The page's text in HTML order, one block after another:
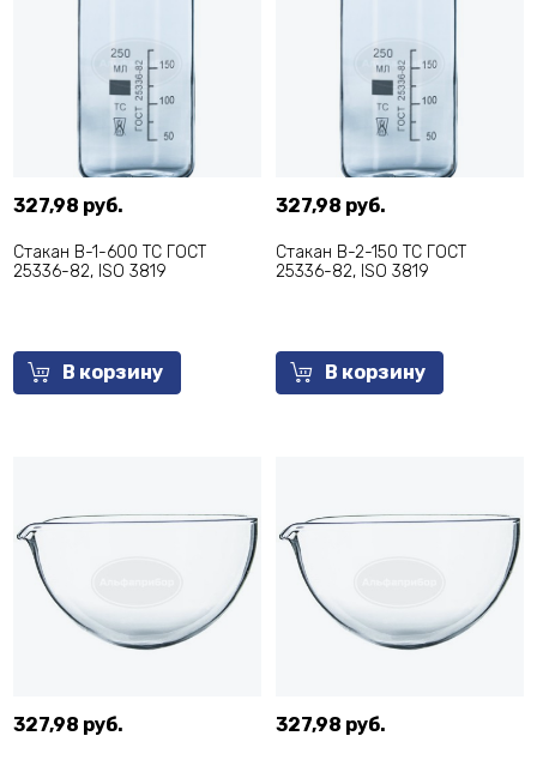
327,98 руб.
Стакан В-1-600 ТС ГОСТ
25336-82, ISO 3819
В корзину
327,98 руб.
Стакан В-2-150 ТС ГОСТ
25336-82, ISO 3819
В корзину
327,98 руб. 327,98 руб.